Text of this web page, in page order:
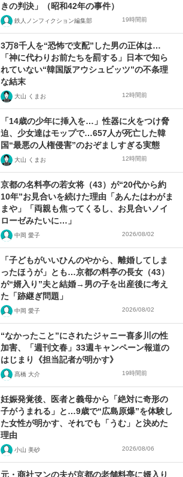
きの判決」（昭和42年の事件）
鉄人ノンフィクション編集部 19時間前
3万8千人を“恐怖で支配”した男の正体は…
「神に代わりお前たちを罰する」日本で知ら
れていない“韓国版アウシュビッツ”の不条理
な結末
大山 くまお 12時間前
「14歳の少年に挿入を…」性器に火をつけ脅
迫、少女達はモップで…657人が死亡した韓
国“最悪の人権侵害”のおぞましすぎる実態
大山 くまお 12時間前
京都の名料亭の若女将（43）が“20代から約
10年”お見合いを続けた理由「あんたはわがま
まや」「両親も焦ってくるし、お見合いノイ
ローゼみたいに…」
中岡 愛子 2026/08/02
「子どもがいいひんのやから、離婚してしま
ったほうが」とも…京都の料亭の長女（43）
が“婿入り”夫と結婚→男の子を出産後に考え
た「跡継ぎ問題」
中岡 愛子 2026/08/02
“なかったこと”にされたジャニー喜多川の性
加害、「週刊文春」33週キャンペーン報道の
はじまり《担当記者が明かす》
髙橋 大介 19時間前
妊娠発覚後、医者と義母から「絶対に奇形の
子がうまれる」と…9歳で“広島原爆”を体験し
た女性が明かす、それでも「うむ」と決めた
理由
小山 美砂 2026/08/06
元・商社マンの夫が京都の老舗料亭に婿入り